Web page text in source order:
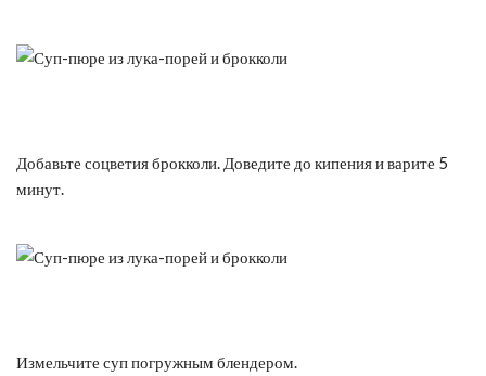
Добавьте соцветия брокколи. Доведите до кипения и варите 5
минут.
Измельчите суп погружным блендером.